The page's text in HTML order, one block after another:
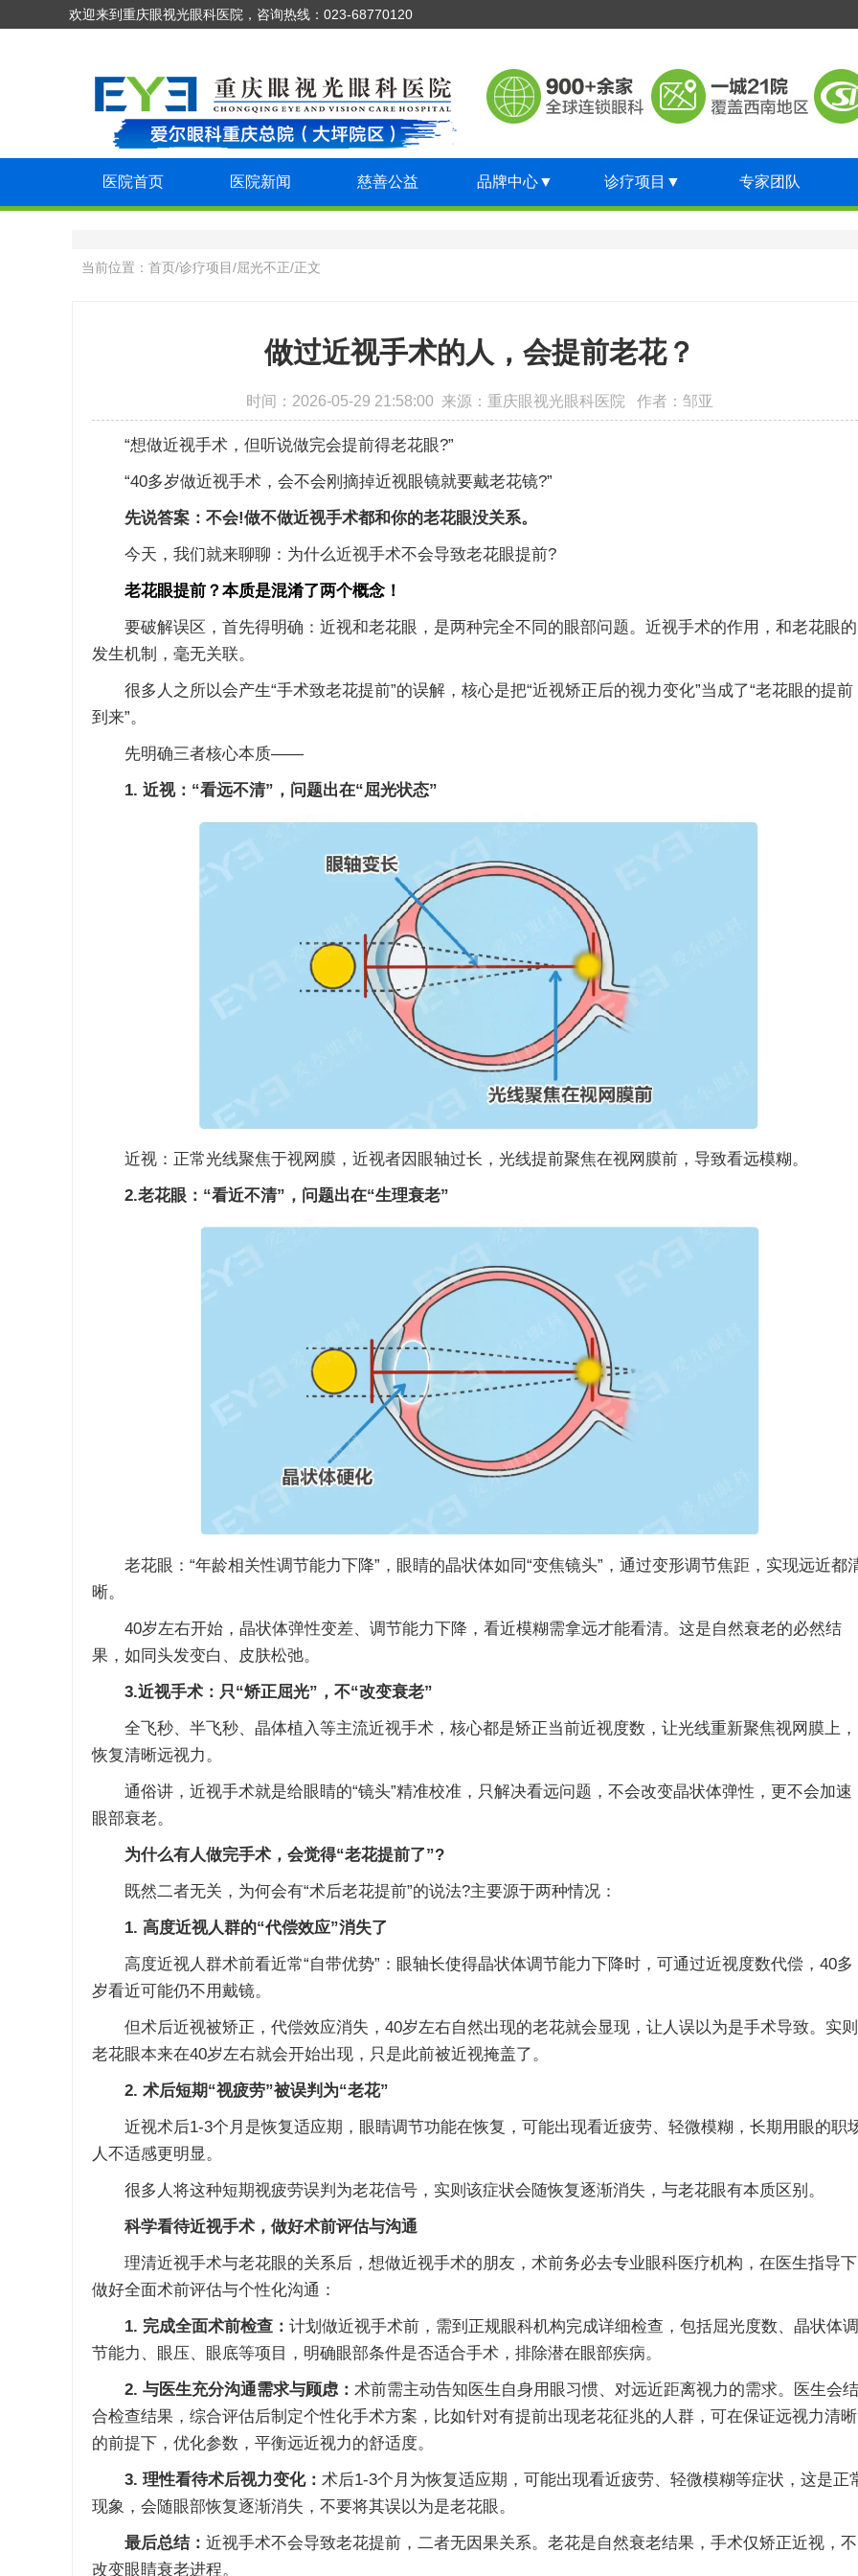
欢迎来到重庆眼视光眼科医院，咨询热线：023-68770120
医院首页 医院新闻 慈善公益 品牌中心▼ 诊疗项目 ▼ 专家团队
当前位置： 首页/诊疗项目/屈光不正/正文
做过近视手术的人，会提前老花？
时间：2026-05-29 21:58:00 来源：重庆眼视光眼科医院 作者：邹亚
“想做近视手术，但听说做完会提前得老花眼?”
“40多岁做近视手术，会不会刚摘掉近视眼镜就要戴老花镜?”
先说答案：不会!做不做近视手术都和你的老花眼没关系。
今天，我们就来聊聊：为什么近视手术不会导致老花眼提前?
老花眼提前？本质是混淆了两个概念！
要破解误区，首先得明确：近视和老花眼，是两种完全不同的眼部问题。近视手术的作用，和老花眼的
发生机制，毫无关联。
很多人之所以会产生“手术致老花提前”的误解，核心是把“近视矫正后的视力变化”当成了“老花眼的提前
到来”。
先明确三者核心本质——
1. 近视：“看远不清”，问题出在“屈光状态”
近视：正常光线聚焦于视网膜，近视者因眼轴过长，光线提前聚焦在视网膜前，导致看远模糊。
2.老花眼：“看近不清”，问题出在“生理衰老”
老花眼：“年龄相关性调节能力下降”，眼睛的晶状体如同“变焦镜头”，通过变形调节焦距，实现远近都
晰。
40岁左右开始，晶状体弹性变差、调节能力下降，看近模糊需拿远才能看清。这是自然衰老的必然结
果，如同头发变白、皮肤松弛。
3.近视手术：只“矫正屈光”，不“改变衰老”
全飞秒、半飞秒、晶体植入等主流近视手术，核心都是矫正当前近视度数，让光线重新聚焦视网膜上，
恢复清晰远视力。
通俗讲，近视手术就是给眼睛的“镜头”精准校准，只解决看远问题，不会改变晶状体弹性，更不会加速
眼部衰老。
为什么有人做完手术，会觉得“老花提前了”?
既然二者无关，为何会有“术后老花提前”的说法?主要源于两种情况：
1. 高度近视人群的“代偿效应”消失了
高度近视人群术前看近常“自带优势”：眼轴长使得晶状体调节能力下降时，可通过近视度数代偿，40多
岁看近可能仍不用戴镜。
但术后近视被矫正，代偿效应消失，40岁左右自然出现的老花就会显现，让人误以为是手术导致。实则
老花眼本来在40岁左右就会开始出现，只是此前被近视掩盖了。
2. 术后短期“视疲劳”被误判为“老花”
近视术后1-3个月是恢复适应期，眼睛调节功能在恢复，可能出现看近疲劳、轻微模糊，长期用眼的职
人不适感更明显。
很多人将这种短期视疲劳误判为老花信号，实则该症状会随恢复逐渐消失，与老花眼有本质区别。
科学看待近视手术，做好术前评估与沟通
理清近视手术与老花眼的关系后，想做近视手术的朋友，术前务必去专业眼科医疗机构，在医生指导下
做好全面术前评估与个性化沟通：
1. 完成全面术前检查： 计划做近视手术前，需到正规眼科机构完成详细检查，包括屈光度数、晶状体调
节能力、眼压、眼底等项目，明确眼部条件是否适合手术，排除潜在眼部疾病。
2. 与医生充分沟通需求与顾虑： 术前需主动告知医生自身用眼习惯、对远近距离视力的需求。医生会结
合检查结果，综合评估后制定个性化手术方案，比如针对有提前出现老花征兆的人群，可在保证远视力清晰
的前提下，优化参数，平衡远近视力的舒适度。
3. 理性看待术后视力变化： 术后1-3个月为恢复适应期，可能出现看近疲劳、轻微模糊等症状，这是正
现象，会随眼部恢复逐渐消失，不要将其误以为是老花眼。
最后总结： 近视手术不会导致老花提前，二者无因果关系。老花是自然衰老结果，手术仅矫正近视，不
改变眼睛衰老进程。